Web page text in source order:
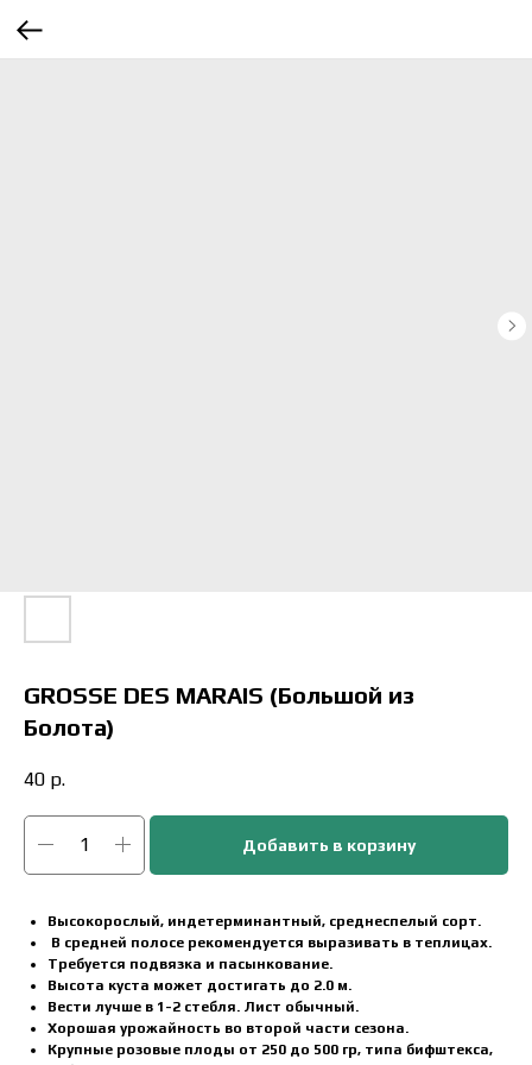
GROSSE DES MARAIS (Большой из
Болота)
40 р.
Добавить в корзину
Высокорослый, индетерминантный, среднеспелый сорт.
В средней полосе рекомендуется выразивать в теплицах.
Требуется подвязка и пасынкование.
Высота куста может достигать до 2.0 м.
Вести лучше в 1-2 стебля. Лист обычный.
Хорошая урожайность во второй части сезона.
Крупные розовые плоды от 250 до 500 гр, типа бифштекса,